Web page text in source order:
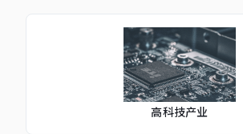
高科技产业